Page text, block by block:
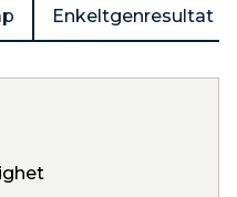
Enkeltgenresultat